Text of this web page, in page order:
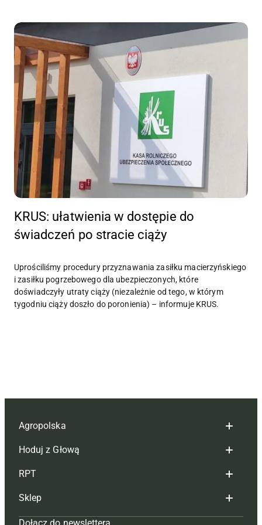
KRUS: ułatwienia w dostępie do
świadczeń po stracie ciąży
Uprościliśmy procedury przyznawania zasiłku macierzyńskiego
i zasiłku pogrzebowego dla ubezpieczonych, które
doświadczyły utraty ciąży (niezależnie od tego, w którym
tygodniu ciąży doszło do poronienia) – informuje KRUS.
Agropolska
Redakcja
Reklama
Tagi
Hoduj z Głową
Hoduj z głową bydło
Hoduj z głową świnie
RPT
Redakcja
Sklep